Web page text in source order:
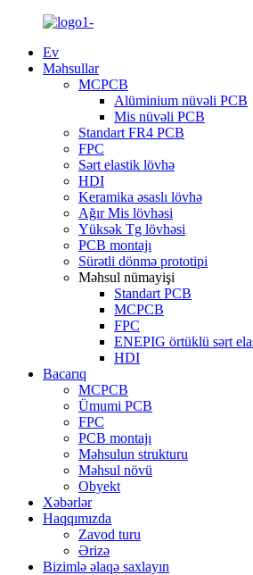
Ev
Məhsullar
MCPCB
Alüminium nüvəli PCB
Mis nüvəli PCB
Standart FR4 PCB
FPC
Sərt elastik lövhə
HDI
Keramika əsaslı lövhə
Ağır Mis lövhəsi
Yüksək Tg lövhəsi
PCB montajı
Sürətli dönmə prototipi
Məhsul nümayişi
Standart PCB
MCPCB
FPC
ENEPIG örtüklü sərt
HDI
Bacarıq
MCPCB
Ümumi PCB
FPC
PCB montajı
Məhsulun strukturu
Məhsul növü
Obyekt
Xəbərlər
Haqqımızda
Zavod turu
Ərizə
Bizimlə əlaqə saxlayın